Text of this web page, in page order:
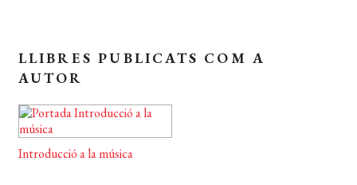
LLIBRES PUBLICATS COM A
AUTOR
Introducció a la música